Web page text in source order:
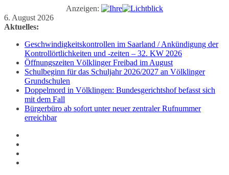
Anzeigen:
Zum
Inhalt
6. August 2026
Aktuelles:
Geschwindigkeitskontrollen im Saarland / Ankündigung der
Kontrollörtlichkeiten und -zeiten – 32. KW 2026
Öffnungszeiten Völklinger Freibad im August
Schulbeginn für das Schuljahr 2026/2027 an Völklinger
Grundschulen
Doppelmord in Völklingen: Bundesgerichtshof befasst sich
mit dem Fall
Bürgerbüro ab sofort unter neuer zentraler Rufnummer
erreichbar